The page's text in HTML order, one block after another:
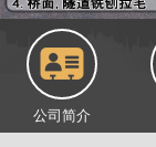
公司简介